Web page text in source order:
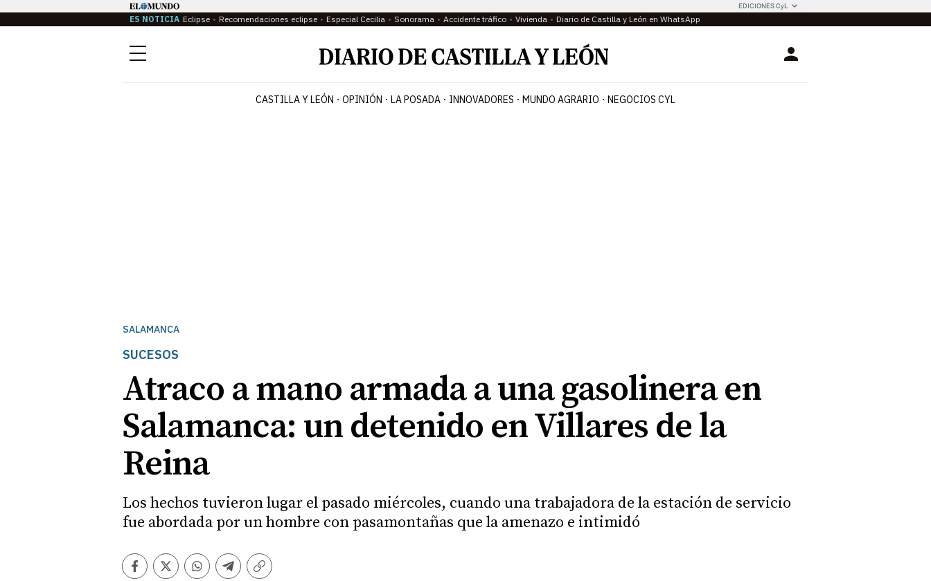
EDICIONES CyL
ES NOTICIA Eclipse Recomendaciones eclipse Especial Cecilia Sonorama Accidente tráfico Vivienda Diario de Castilla y León en WhatsApp
Menú Login
CASTILLA Y LEÓN OPINIÓN LA POSADA INNOVADORES MUNDO AGRARIO NEGOCIOS CYL
SALAMANCA
SUCESOS
Atraco a mano armada a una gasolinera en
Salamanca: un detenido en Villares de la
Reina
Los hechos tuvieron lugar el pasado miércoles, cuando una trabajadora de la estación de servicio
fue abordada por un hombre con pasamontañas que la amenazo e intimidó
Facebook
TwitterWhatsapp
Telegram
Copiar